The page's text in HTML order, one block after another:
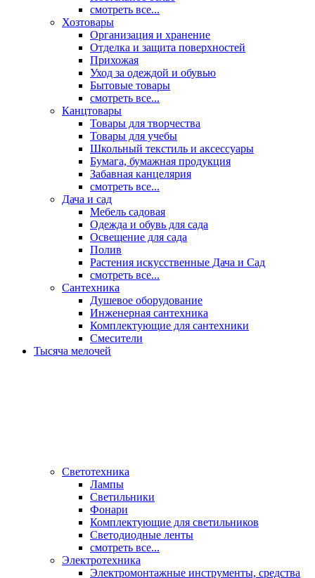
смотреть все...
Хозтовары
Организация и хранение
Отделка и защита поверхностей
Прихожая
Уход за одеждой и обувью
Бытовые товары
смотреть все...
Канцтовары
Товары для творчества
Товары для учебы
Школьный текстиль и аксессуары
Бумага, бумажная продукция
Забавная канцелярия
смотреть все...
Дача и сад
Мебель садовая
Одежда и обувь для сада
Освещение для сада
Полив
Растения искусственные Дача и Сад
смотреть все...
Сантехника
Душевое оборудование
Инженерная сантехника
Комплектующие для сантехники
Смесители
Тысяча мелочей
Светотехника
Лампы
Светильники
Фонари
Комплектующие для светильников
Светодиодные ленты
смотреть все...
Электротехника
Электромонтажные инструменты, средства